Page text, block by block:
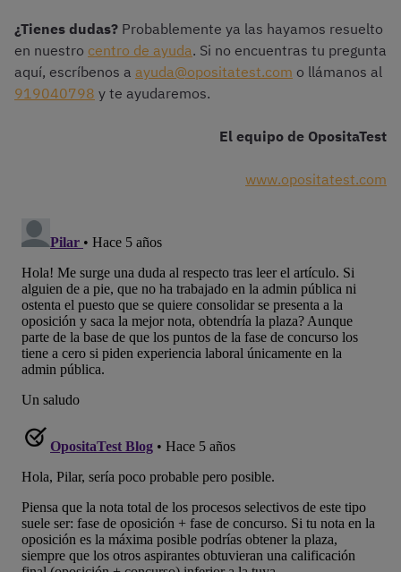
¿Tienes dudas? Probablemente ya las hayamos resuelto
en nuestro centro de ayuda. Si no encuentras tu pregunta
aquí, escríbenos a ayuda@opositatest.com o llámanos al
919040798 y te ayudaremos.
El equipo de OpositaTest
www.opositatest.com